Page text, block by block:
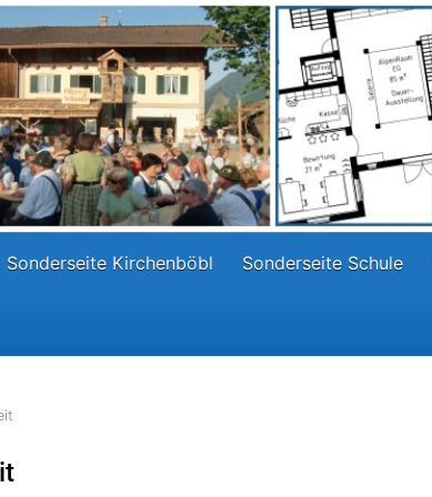
Sonderseite Kirchenböbl Sonderseite Schule